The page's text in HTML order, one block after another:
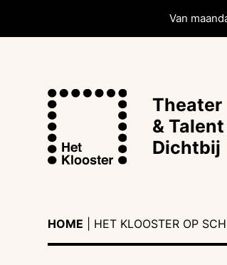
Van
Theater
& Talent
Dichtbij
HOME HET KLOOSTER OP